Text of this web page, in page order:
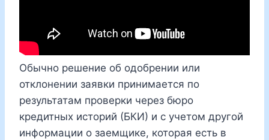
Обычно решение об одобрении или
отклонении заявки принимается по
результатам проверки через бюро
кредитных историй (БКИ) и с учетом другой
информации о заемщике, которая есть в